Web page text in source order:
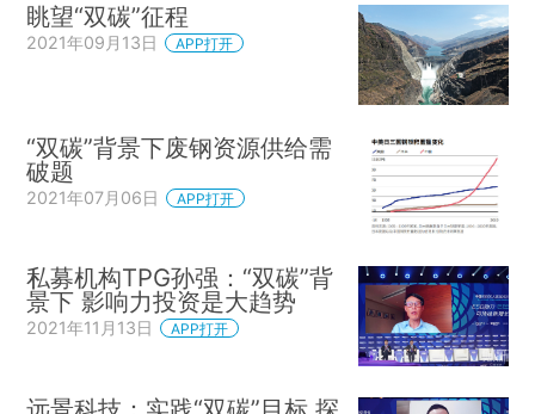
眺望“双碳”征程
2021年09月13日 APP打开
“双碳”背景下废钢资源供给需
破题
2021年07月06日 APP打开
私募机构TPG孙强：“双碳”背
景下 影响力投资是大趋势
2021年11月13日 APP打开